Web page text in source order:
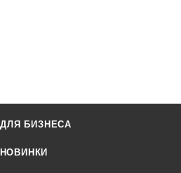
БИЗНЕСА
НОВИНКИ